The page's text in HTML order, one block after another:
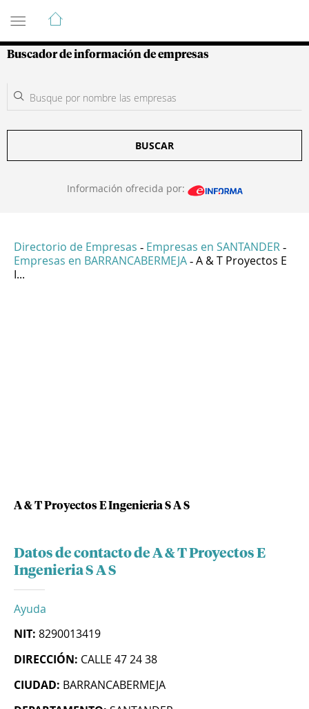
Guía de Empresas Colombianas
Buscador de información de empresas
BUSCAR
Información ofrecida por:
Directorio de Empresas - Empresas en SANTANDER -
Empresas en BARRANCABERMEJA - A & T Proyectos E
I...
A & T Proyectos E Ingenieria S A S
Datos de contacto de A & T Proyectos E
Ingenieria S A S
Ayuda
NIT: 8290013419
DIRECCIÓN: CALLE 47 24 38
CIUDAD: BARRANCABERMEJA